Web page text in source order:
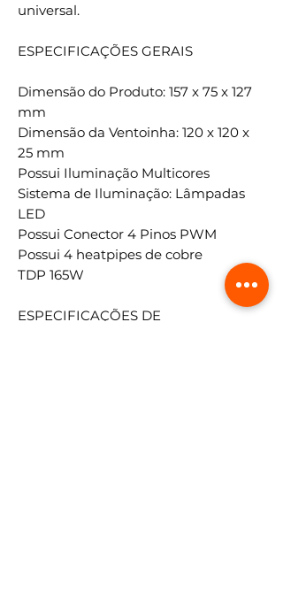
universal.
ESPECIFICAÇÕES GERAIS
Dimensão do Produto: 157 x 75 x 127
mm
Dimensão da Ventoinha: 120 x 120 x
25 mm
Possui Iluminação Multicores
Sistema de Iluminação: Lâmpadas
LED
Possui Conector 4 Pinos PWM
Possui 4 heatpipes de cobre
TDP 165W
ESPECIFICAÇÕES DE